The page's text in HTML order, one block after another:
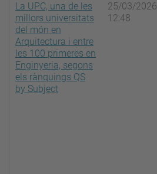
La UPC, una de les
millors universitats
del món en
Arquitectura i entre
les 100 primeres en
Enginyeria, segons
els rànquings QS
by Subject
25/03/2026
12:48